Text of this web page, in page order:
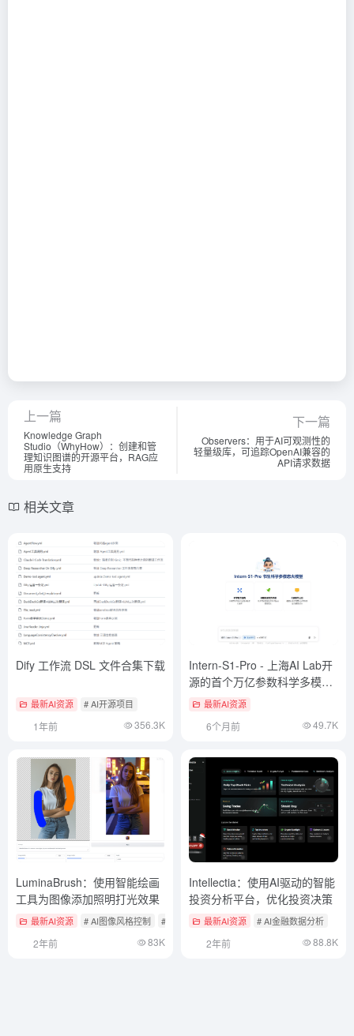
上一篇
Knowledge Graph
Studio（WhyHow）：创建和管
理知识图谱的开源平台，RAG应
用原生支持
下一篇
Observers：用于AI可观测性的
轻量级库，可追踪OpenAI兼容的
API请求数据
相关文章
Dify 工作流 DSL 文件合集下载
最新AI资源 # AI开源项目
1年前 356.3K
Intern-S1-Pro - 上海AI Lab开
源的首个万亿参数科学多模态
大模型
最新AI资源
6个月前 49.7K
LuminaBrush：使用智能绘画
工具为图像添加照明打光效果
最新AI资源 # AI图像风格控制 # AI开源项目
2年前 83K
Intellectia：使用AI驱动的智能
投资分析平台，优化投资决策
最新AI资源 # AI金融数据分析
2年前 88.8K